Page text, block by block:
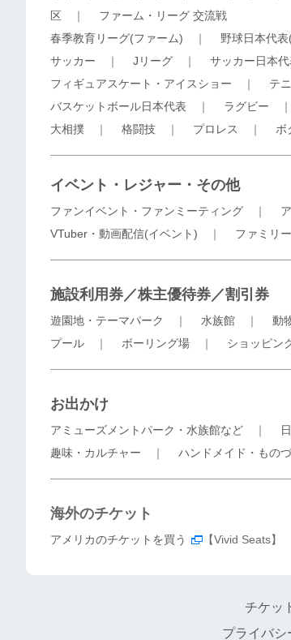
区 ｜ ファーム・リーグ 交流戦
春季教育リーグ(ファーム) ｜ 野球日本代
サッカー ｜ Jリーグ ｜ サッカー日本
フィギュアスケート・アイスショー ｜ テ
バスケットボール日本代表 ｜ ラグビー
大相撲 ｜ 格闘技 ｜ プロレス ｜ ボ
イベント・レジャー・その他
ファンイベント・ファンミーティング ｜
VTuber・動画配信(イベント) ｜ ファミリ
施設利用券／株主優待券／割引券
遊園地・テーマパーク ｜ 水族館 ｜ 動
プール ｜ ボーリング場 ｜ ショッピン
お出かけ
アミューズメントパーク・水族館など ｜
趣味・カルチャー ｜ ハンドメイド・もの
海外のチケット
アメリカのチケットを買う 【Vivid Seats
チケッ
プライバシ